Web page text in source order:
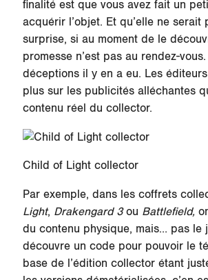
finalité est que vous avez fait un
acquérir l’objet. Et qu’elle ne serait
surprise, si au moment de le
promesse n’est pas au rendez-
déceptions il y en a eu. Les
plus sur les publicités alléchantes
contenu réel du collector.
Child of Light collector
Par exemple, dans les coffrets
Light, Drakengard 3ou Battlefield,
du contenu physique, mais… pas le
découvre un code pour pouvoir le
base de l’édition collector étant